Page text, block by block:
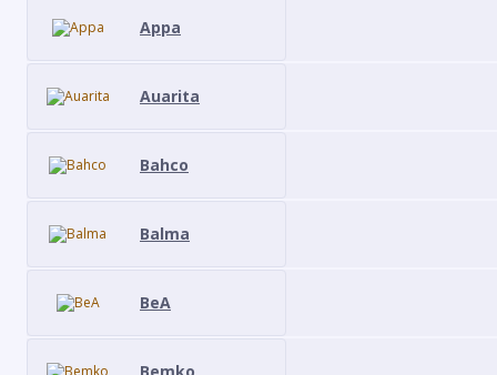
Appa
Auarita
Bahco
Balma
BeA